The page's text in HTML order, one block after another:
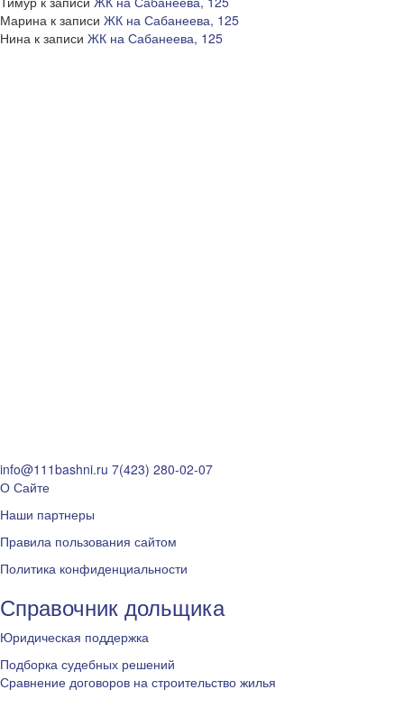
Марина к записи ЖК на Сабанеева, 125
Нина к записи ЖК на Сабанеева, 125
info@111bashni.ru 7(423) 280-02-07
О Сайте
Наши партнеры
Правила пользования сайтом
Политика конфиденциальности
Справочник дольщика
Юридическая поддержка
Подборка судебных решений
Сравнение договоров на строительство жилья